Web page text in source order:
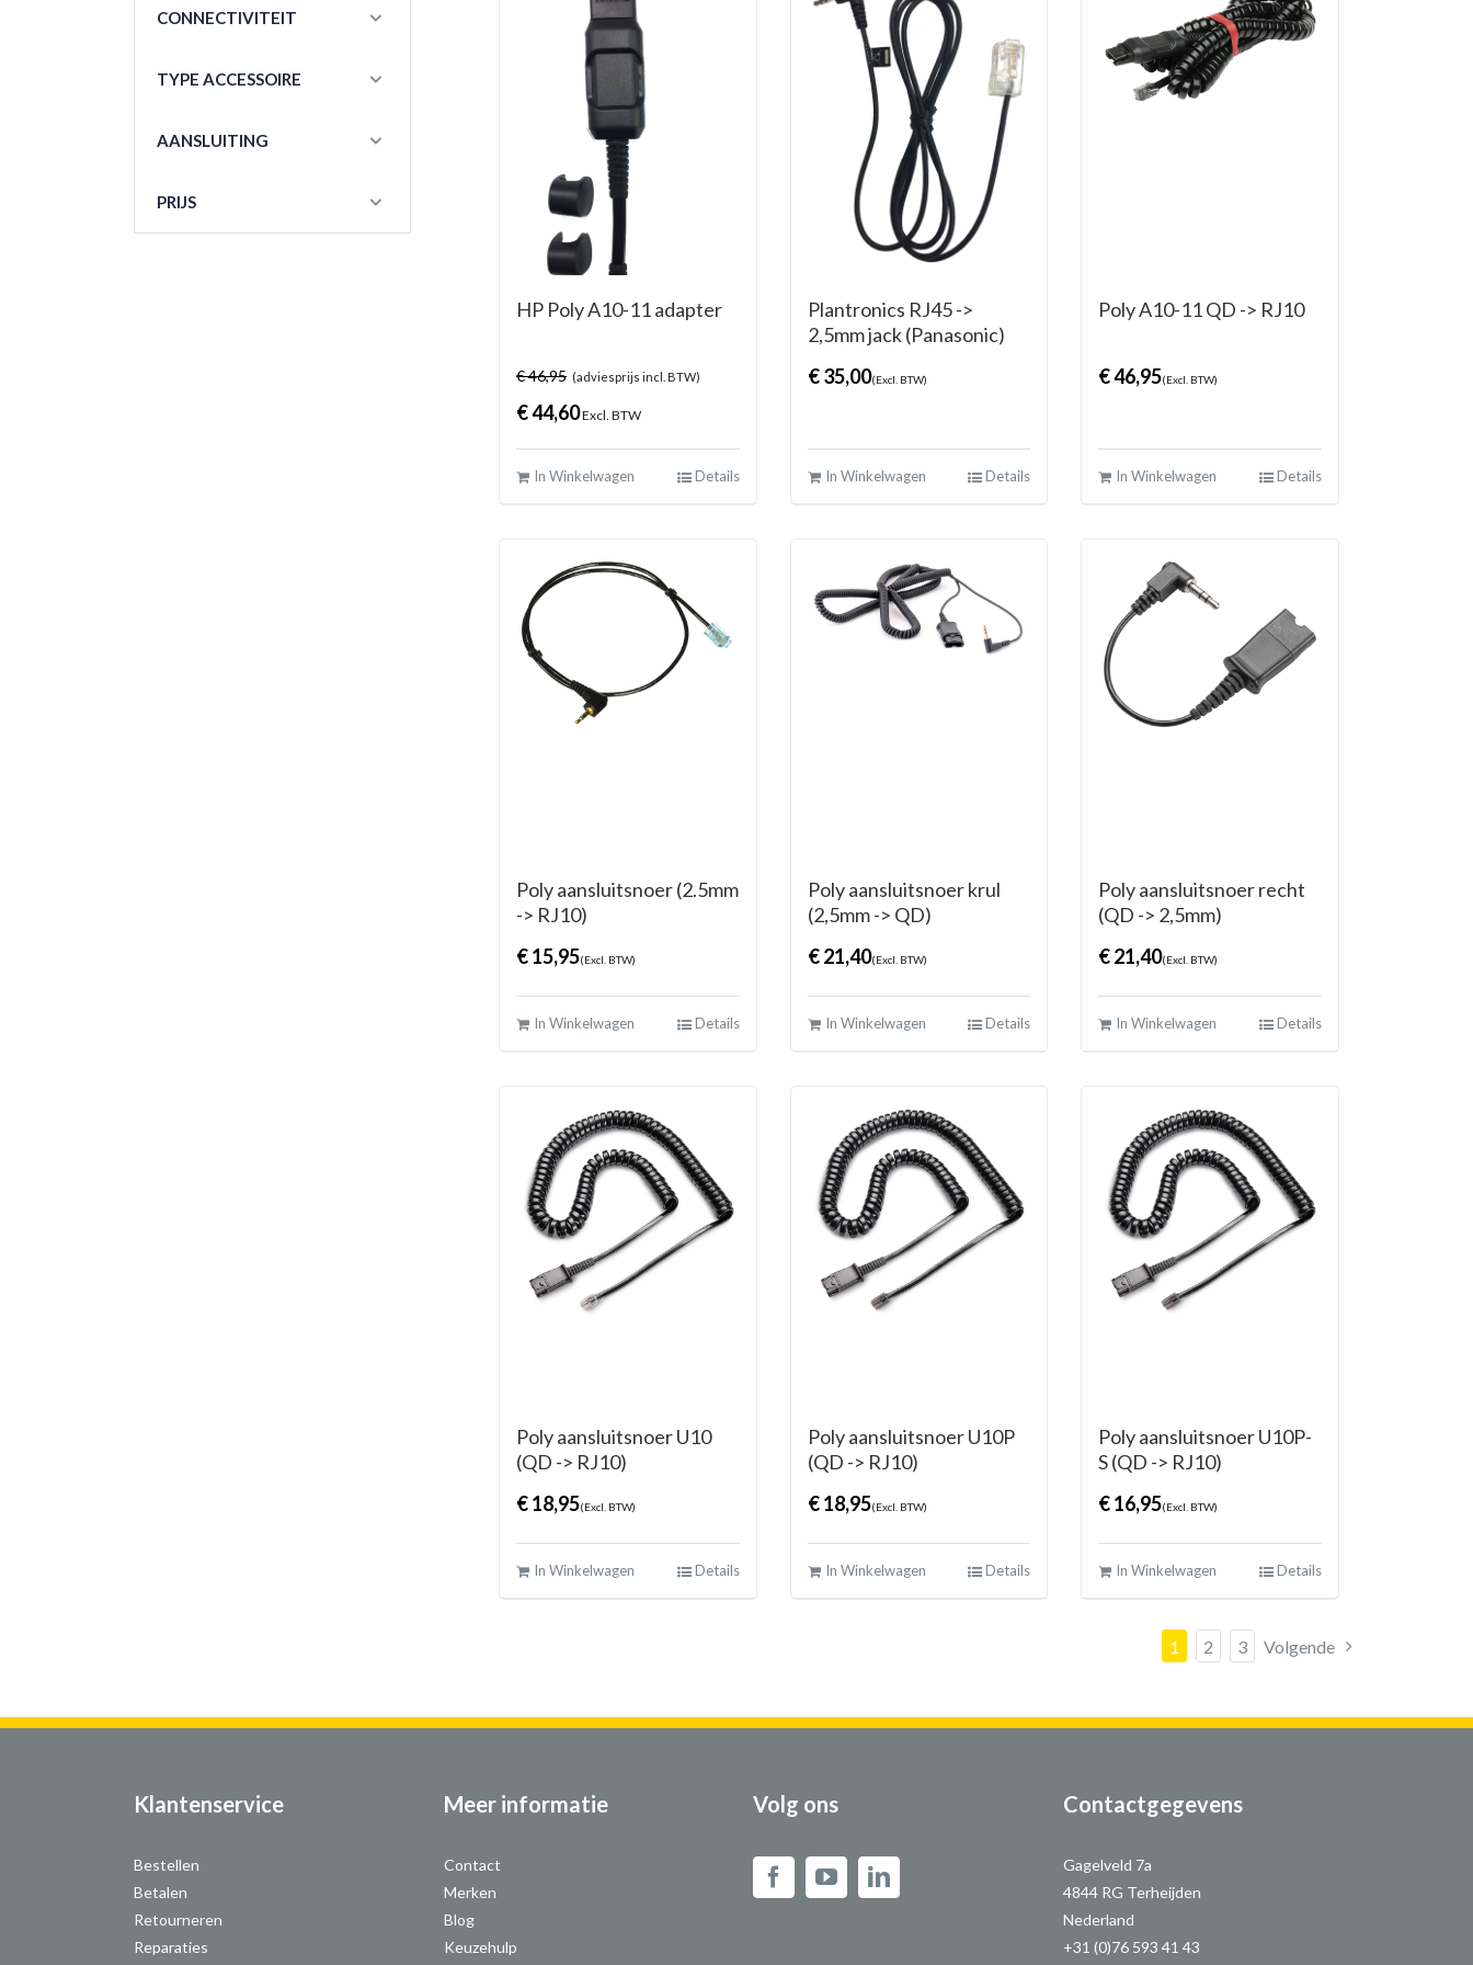
HP Poly A10-11 adapter
€46,95 (adviesprijs incl. BTW)
€44,60Excl. BTW
In Winkelwagen Details
Plantronics RJ45 ->
2,5mm jack (Panasonic)
€35,00(Excl. BTW)
In Winkelwagen Details
Poly A10-11 QD -> RJ10
€46,95(Excl. BTW)
In Winkelwagen Details
Poly aansluitsnoer (2.5mm
-> RJ10)
€15,95(Excl. BTW)
In Winkelwagen Details
Poly aansluitsnoer krul
(2,5mm -> QD)
€21,40(Excl. BTW)
In Winkelwagen Details
Poly aansluitsnoer recht
(QD -> 2,5mm)
€21,40(Excl. BTW)
In Winkelwagen Details
Poly aansluitsnoer U10
(QD -> RJ10)
€18,95(Excl. BTW)
In Winkelwagen Details
Poly aansluitsnoer U10P
(QD -> RJ10)
€18,95(Excl. BTW)
In Winkelwagen Details
Poly aansluitsnoer U10P-
S (QD -> RJ10)
€16,95(Excl. BTW)
In Winkelwagen Details
1 2 3 Volgende
CONNECTIVITEIT
TYPE ACCESSOIRE
AANSLUITING
PRIJS
Klantenservice
Bestellen
Betalen
Retourneren
Reparaties
Meer informatie
Contact
Merken
Blog
Keuzehulp
Volg ons Contactgegevens
Gagelveld 7a
4844 RG Terheijden
Nederland
+31 (0)76 593 41 43